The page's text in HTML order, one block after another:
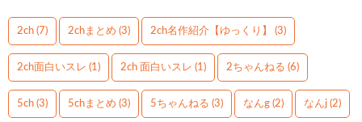
2ch (7) 2chまとめ (3) 2ch名作紹介【ゆっくり】 (3)
2ch面白いスレ (1) 2ch 面白いスレ (1) 2ちゃんねる (6)
5ch (3) 5chまとめ (3) 5ちゃんねる (3) なんg (2) なんj (2)